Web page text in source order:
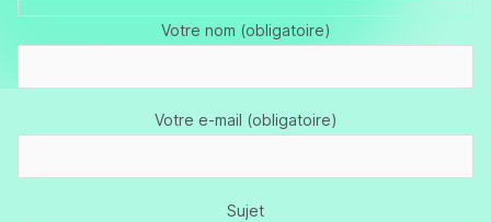
Votre nom (obligatoire)
Votre e-mail (obligatoire)
Sujet